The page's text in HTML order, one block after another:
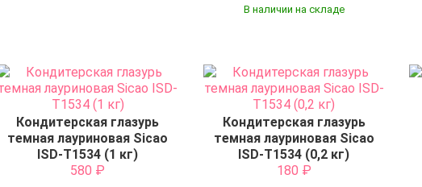
В наличии на складе
Кондитерская глазурь
темная лауриновая Sicao
ISD-T1534 (1 кг)
580 ₽
Кондитерская глазурь
темная лауриновая Sicao
ISD-T1534 (0,2 кг)
180 ₽